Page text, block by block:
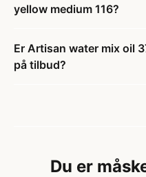
yellow medium 116?
Er Artisan water mix oil
på tilbud?
Du er